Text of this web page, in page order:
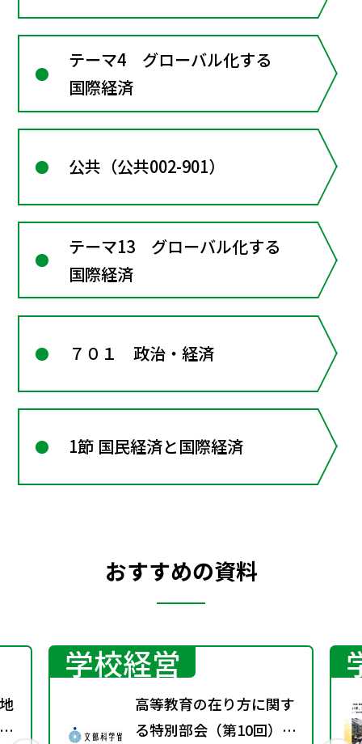
テーマ4 グローバル化する
国際経済
公共（公共002-901）
テーマ13 グローバル化する
国際経済
７０１ 政治・経済
1節 国民経済と国際経済
おすすめの資料
学校経営
高等教育の在り方に関す
る特別部会（第10回）配